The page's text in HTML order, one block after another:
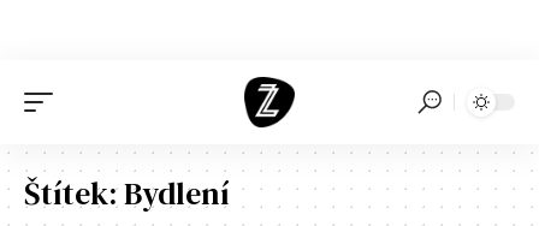
Štítek:Bydlení